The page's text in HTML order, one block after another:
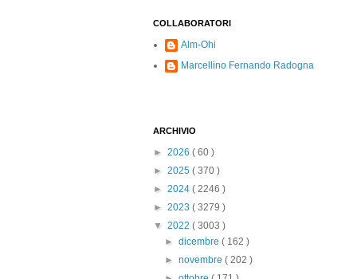
COLLABORATORI
Alm-Ohi
Marcellino Fernando Radogna
ARCHIVIO
► 2026 ( 60 )
► 2025 ( 370 )
► 2024 ( 2246 )
► 2023 ( 3279 )
▼ 2022 ( 3003 )
►dicembre( 162 )
►novembre( 202 )